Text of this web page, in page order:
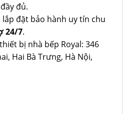
đủ.
lắp đặt bảo hành uy tín chu
24/7.
bị nhà bếp Royal: 346
Hai Bà Trưng, Hà Nội,